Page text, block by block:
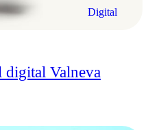
Digital
digital Valneva